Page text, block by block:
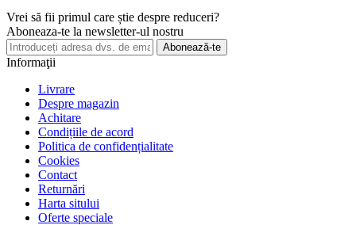
Vrei să fii primul care știe despre reduceri?
Aboneaza-te la newsletter-ul nostru
Abonează-te
Informaţii
Livrare
Despre magazin
Achitare
Condițiile de acord
Politica de confidențialitate
Cookies
Contact
Returnări
Harta sitului
Oferte speciale